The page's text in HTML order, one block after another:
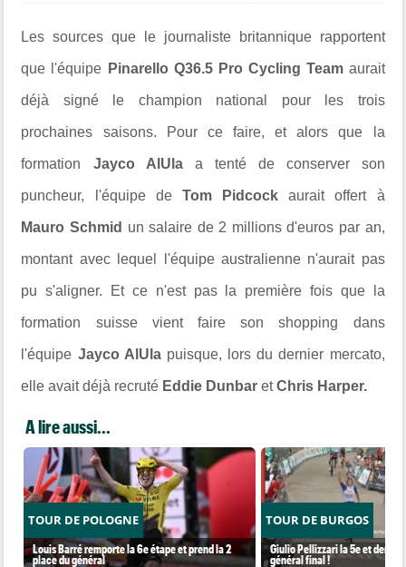
Les sources que le journaliste britannique rapportent
que l'équipe Pinarello Q36.5 Pro Cycling Team aurait
déjà signé le champion national pour les trois
prochaines saisons. Pour ce faire, et alors que la
formation Jayco AlUla a tenté de conserver son
puncheur, l'équipe de Tom Pidcockaurait offert à
Mauro Schmid un salaire de 2 millions d'euros par an,
montant avec lequel l'équipe australienne n'aurait pas
pu s'aligner. Et ce n'est pas la première fois que la
formation suisse vient faire son shopping dans
l'équipe Jayco AlUla puisque, lors du dernier mercato,
elle avait déjà recruté Eddie DunbaretChris Harper.
A lire aussi...
TOUR DE POLOGNE
Louis Barré remporte la 6e étape et prend la 2
place du général
TOUR DE BURGOS
Giulio Pellizzari la 5e et
général final !